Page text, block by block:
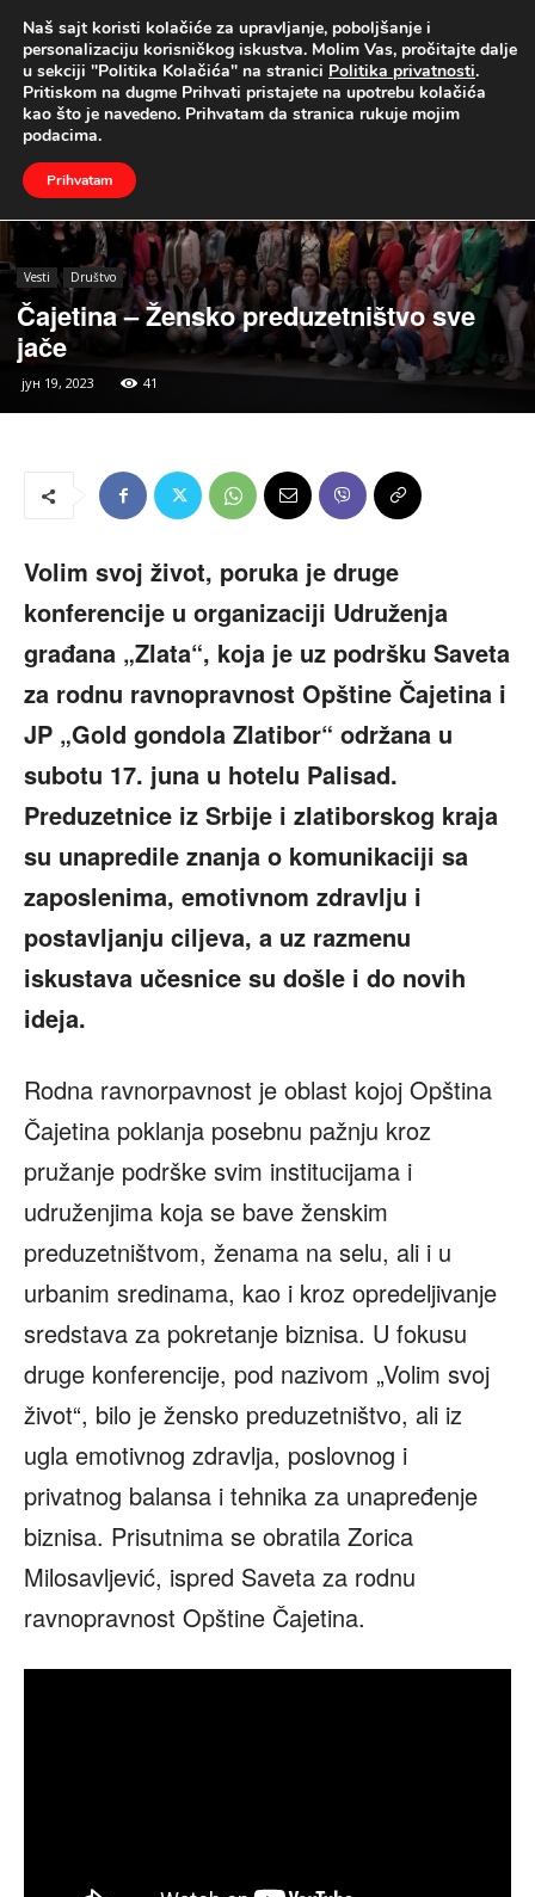
UŽIVO
Naslovna Vesti Društvo
Vesti Društvo
Čajetina – Žensko preduzetništvo sve
jače
јун 19, 2023 41
Volim svoj život, poruka je druge
konferencije u organizaciji Udruženja
građana „Zlata“, koja je uz podršku Saveta
za rodnu ravnopravnost Opštine Čajetina i
JP „Gold gondola Zlatibor“ održana u
subotu 17. juna u hotelu Palisad.
Preduzetnice iz Srbije i zlatiborskog kraja
su unapredile znanja o komunikaciji sa
zaposlenima, emotivnom zdravlju i
postavljanju ciljeva, a uz razmenu
iskustava učesnice su došle i do novih
ideja.
Rodna ravnorpavnost je oblast kojoj Opština
Čajetina poklanja posebnu pažnju kroz
pružanje podrške svim institucijama i
udruženjima koja se bave ženskim
preduzetništvom, ženama na selu, ali i u
urbanim sredinama, kao i kroz opredeljivanje
sredstava za pokretanje biznisa. U fokusu
druge konferencije, pod nazivom „Volim svoj
život“, bilo je žensko preduzetništvo, ali iz
ugla emotivnog zdravlja, poslovnog i
privatnog balansa i tehnika za unapređenje
biznisa. Prisutnima se obratila Zorica
Milosavljević, ispred Saveta za rodnu
ravnopravnost Opštine Čajetina.
Naš sajt koristi kolačiće za upravljanje, poboljšanje i
personalizaciju korisničkog iskustva. Molim Vas, pročitajte dalje
u sekciji "Politika Kolačića" na stranici Politika privatnosti.
Pritiskom na dugme Prihvati pristajete na upotrebu kolačića
kao što je navedeno. Prihvatam da stranica rukuje mojim
podacima.
Prihvatam